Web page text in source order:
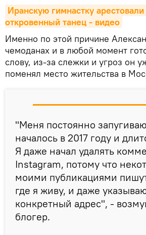
Иранскую гимнастку
откровенный танец - видео
Именно по этой причине
чемоданах и в любой момент
слову, из-за слежки и угроз он
поменял место жительства в
"Меня постоянно
началось в 2017 году и
Я даже начал удалять
Instagram, потому что
моими публикациями
где я живу, и даже
конкретный адреc", -
блогер.